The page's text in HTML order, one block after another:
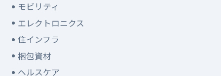
モビリティ
エレクトロニクス
住インフラ
梱包資材
ヘルスケア